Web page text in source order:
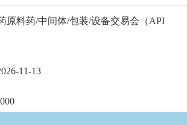
原料药/中间体/包装/设备交易会（API
11-13